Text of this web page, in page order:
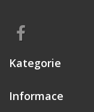
Kategorie
Informace